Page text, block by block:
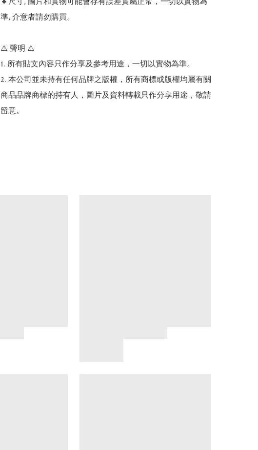
準, 介意者請勿購買。
⚠️ 聲明 ⚠️
1. 所有貼文內容只作分享及參考用途，一切以實物為準。
2. 本公司並未持有任何品牌之版權，所有商標或版權均屬有關
商品品牌商標的持有人，圖片及資料轉載只作分享用途，敬請
留意。